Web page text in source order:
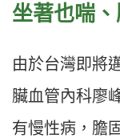
坐著也喘
由於台灣即將
臟血管內科廖
有慢性病，膽